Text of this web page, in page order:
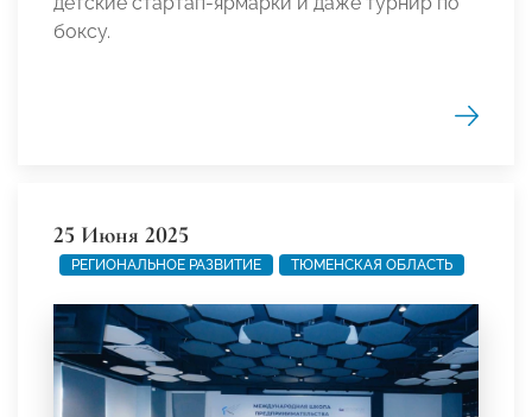
боксу.
25 Июня 2025
РЕГИОНАЛЬНОЕ РАЗВИТИЕ ТЮМЕНСКАЯ ОБЛАСТЬ